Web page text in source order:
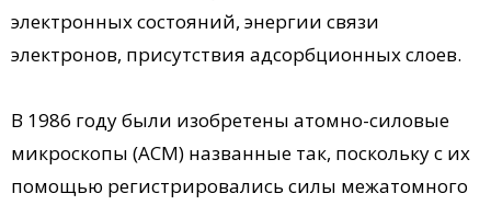
электронных состояний, энергии связи
электронов, присутствия адсорбционных слоев.
В 1986 году были изобретены атомно-силовые
микроскопы (АСМ) названные так, поскольку с их
помощью регистрировались силы межатомного